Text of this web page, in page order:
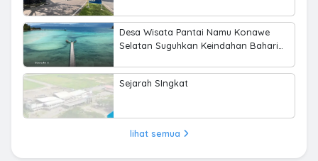
Desa Wisata Pantai Namu Konawe
Selatan Suguhkan Keindahan Bahari
Sejarah SIngkat
lihat semua